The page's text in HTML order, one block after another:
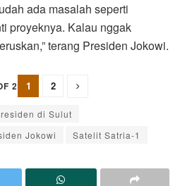
ada masalah seperti
proyeknya. Kalau nggak
terang Presiden Jokowi.
2 1 2
di Sulut
Jokowi Satelit Satria-1